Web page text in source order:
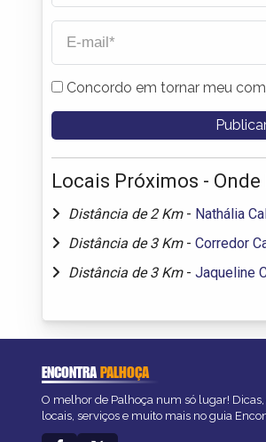
Concordo em tornar meu
Locais Próximos - Onde
Distância de 2 Km - Nathália
Distância de 3 Km - Corredor
Distância de 3 Km - Jaqueline
ENCONTRAPALHOÇA
O melhor de Palhoça num só lugar!
locais, serviços e muito mais no guia